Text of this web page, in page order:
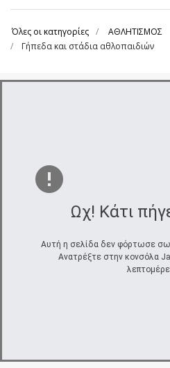
Όλες οι κατηγορίες
ΑΘΛΗΤΙΣΜΟΣ
Γήπεδα και στάδια αθλοπαιδιών
Ωχ! Κάτι
Αυτή η σελίδα δεν φόρτωσε
Ανατρέξτε στην κονσόλα